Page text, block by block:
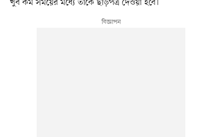
খুব কম সময়ের মধ্যে তাঁকে ছাড়পত্র দেওয়া হবে।